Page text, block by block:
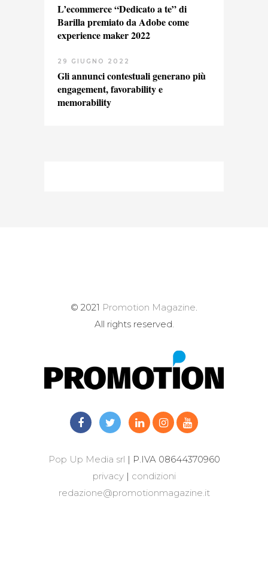
L’ecommerce “Dedicato a te” di
Barilla premiato da Adobe come
experience maker 2022
29 GIUGNO 2022
Gli annunci contestuali generano più
engagement, favorability e
memorability
© 2021 Promotion Magazine.
All rights reserved.
Pop Up Media srl | P.IVA 08644370960
privacy| condizioni
redazione@promotionmagazine.it